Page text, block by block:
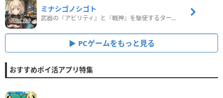
ミナシゴノシゴト
武器の『アビリティ』と『戦神』を駆使するターン制コマンドバトルRPG！
PCゲームをもっと見る
おすすめポイ活アプリ特集